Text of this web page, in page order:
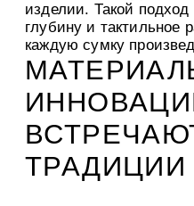
изделии. Такой
глубину и тактильное
каждую сумку
ТРАДИЦИИ